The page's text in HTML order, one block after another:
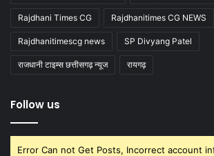
Rajdhani Times CG Rajdhanitimes CG NEWS
Rajdhanitimescg news SP Divyang Patel
राजधानी टाइम्स छत्तीसगढ़ न्यूज रायगढ़
Follow us
Error Can not Get Posts, Incorrect account